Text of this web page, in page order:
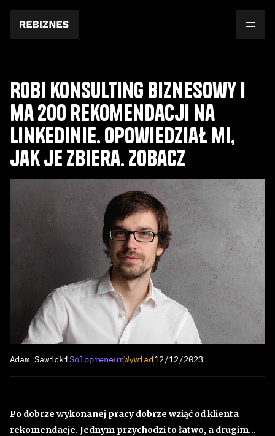
Robi konsulting biznesowy i
ma 200 rekomendacji na
LinkedInie. Opowiedział mi,
jak je zbiera. Zobacz
Adam SawickiSolopreneurWywiad12/12/2023
Po dobrze wykonanej pracy dobrze wziąć od klienta
rekomendacje. Jednym przychodzi to łatwo, a drugim…